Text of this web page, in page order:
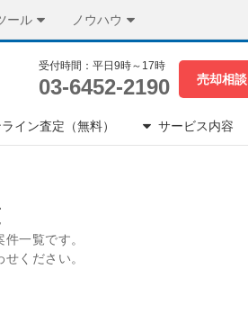
ール ノウハウ
受付時間：平日9時～17時
03-6452-2190 売却相談
イン査定（無料） サービス内容
一覧です。
ください。